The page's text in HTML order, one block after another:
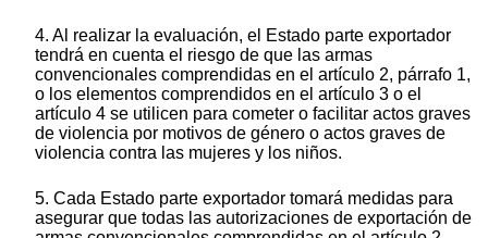
4. Al realizar la evaluación, el Estado parte exportador
tendrá en cuenta el riesgo de que las armas
convencionales comprendidas en el artículo 2, párrafo 1,
o los elementos comprendidos en el artículo 3 o el
artículo 4 se utilicen para cometer o facilitar actos graves
de violencia por motivos de género o actos graves de
violencia contra las mujeres y los niños.
5. Cada Estado parte exportador tomará medidas para
asegurar que todas las autorizaciones de exportación de